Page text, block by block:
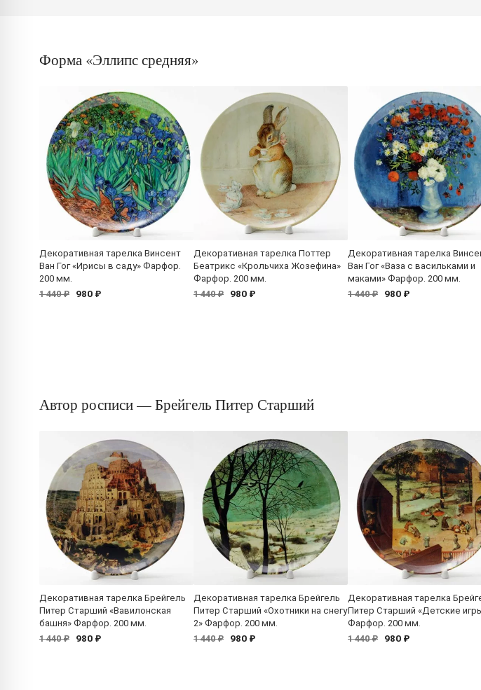
Форма «Эллипс средняя»
Декоративная тарелка Винсент
Ван Гог «Ирисы в саду» Фарфор.
200 мм.
1 440 ₽
980 ₽
Декоративная тарелка Поттер
Беатрикс «Крольчиха Жозефина»
Фарфор. 200 мм.
1 440 ₽
980 ₽
Декоративная тарелка
Ван Гог «Ваза с васильками и
маками» Фарфор. 200 мм.
1 440 ₽
980 ₽
Автор росписи — Брейгель Питер Старший
Декоративная тарелка Брейгель
Питер Старший «Вавилонская
башня» Фарфор. 200 мм.
1 440 ₽
980 ₽
Декоративная тарелка Брейгель
Питер Старший «Охотники на снегу
2» Фарфор. 200 мм.
1 440 ₽
980 ₽
Декоративная тарелка
Питер Старший «Детские
Фарфор. 200 мм.
1 440 ₽
980 ₽